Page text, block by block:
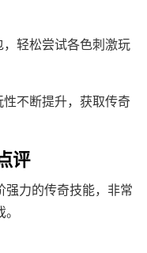
轻松尝试各色刺激玩
不断提升，获取传奇
评
力的传奇技能，非常